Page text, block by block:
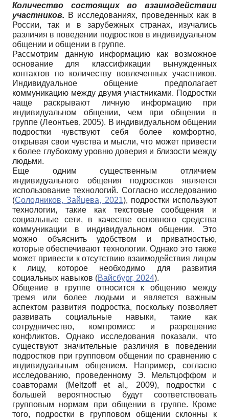
Количество состоящих во взаимодействии
участников. В исследованиях, проведенных как в
России, так и в зарубежных странах, изучались
различия в поведении подростков в индивидуальном
общении и общении в группе.
Рассмотрим данную информацию как возможное
основание для классификации вынужденных
контактов по количеству вовлеченных участников.
Индивидуальное общение предполагает
коммуникацию между двумя участниками. Подростки
чаще раскрывают личную информацию при
индивидуальном общении, чем при общении в
группе (Леонтьев, 2005). В индивидуальном общении
подростки чувствуют себя более комфортно,
открывая свои чувства и мысли, что может привести
к более глубокому уровню доверия и близости между
людьми.
Еще одним существенным отличием
индивидуального общения подростков является
использование технологий. Согласно исследованию
(Солодников, Зайцева, 2021), подростки используют
технологии, такие как текстовые сообщения и
социальные сети, в качестве основного средства
коммуникации в индивидуальном общении. Это
можно объяснить удобством и приватностью,
которые обеспечивают технологии. Однако это также
может привести к отсутствию взаимодействия лицом
к лицу, которое необходимо для развития
социальных навыков (Вайсбург, 2024).
Общение в группе относится к общению между
тремя или более людьми и является важным
аспектом развития подростка, поскольку позволяет
развивать социальные навыки, такие как
сотрудничество, компромисс и разрешение
конфликтов. Однако исследования показали, что
существуют значительные различия в поведении
подростков при групповом общении по сравнению с
индивидуальным общением. Например, согласно
исследованию, проведенному Э. Мельтцоффом и
соавторами (Meltzoff et al., 2009), подростки с
большей вероятностью будут соответствовать
групповым нормам при общении в группе. Кроме
того, подростки в групповом общении склонны к